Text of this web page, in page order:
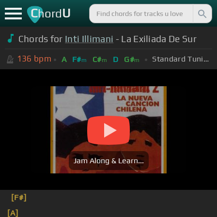
ChordU
Chords for Inti Illimani - La Exiliada De Sur
136 bpm A F#m C#m D G#m Standard Tuning (EADGBE)
Jam Along & Learn...
[F#]
[A]